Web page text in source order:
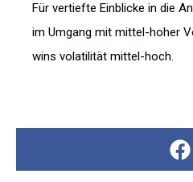
Für vertiefte Einblicke in die
im Umgang mit mittel-hoher
wins volatilität mittel-hoch.